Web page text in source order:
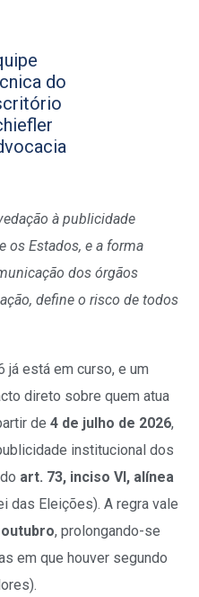
do
à publicidade
os Estados, e a forma
dos órgãos
define o risco de todos
já está em curso, e um
direto sobre quem atua
de4 de julho de 2026,
institucional dos
art. 73, inciso VI, alínea
das Eleições). A regra vale
, prolongando-se
em que houver segundo